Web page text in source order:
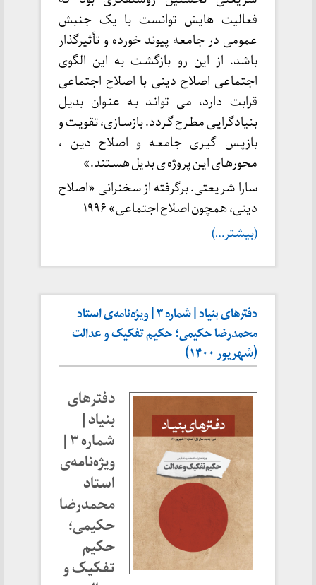
فعالیت هایش توانست با یک جنبش
عمومی در جامعه پیوند خورده و تأثیرگذار
باشد. از این رو بازگشـت به این الگوی
اجتماعی اصلاح دینی با اصلاح اجتماعی
قرابت دارد، می توانـد بـه عنـوان بدیـل
بنیادگرایـی مطـرح گـردد. بازسـازی، تقویـت و
بازپـس گیـری جامعـه و اصلاح دیـن ،
محورهـای ایـن پروژه ی بدیل هسـتند.»
سارا شریعتی. برگرفته از سخنرانی «اصلاح
دینی، همچون‌ اصلاح اجتماعی» ۱۹۹۶
(بیشتر…)
دفترهای بنیاد | شماره ۳ | ویژه‌نامه‌ی استاد
محمدرضا حکیمی؛ حکیم تفکیک و عدالت
(شهریور ۱۴۰۰)
دفترهای
بنیاد |
شماره ۳ |
ویژه‌نامه‌ی
استاد
محمدرضا
حکیمی؛
حکیم
تفکیک و